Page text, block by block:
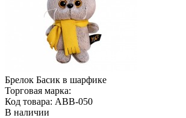
Брелок Басик в шарфике
Торговая марка:
Код товара: ABB-050
В наличии